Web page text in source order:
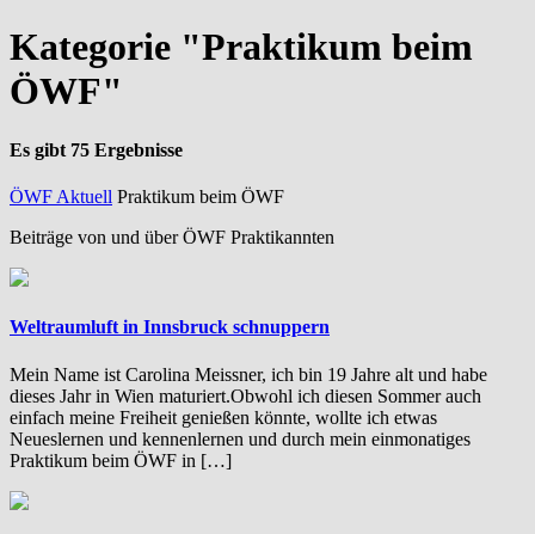
Kategorie "Praktikum beim
ÖWF"
Es gibt 75 Ergebnisse
ÖWF Aktuell Praktikum beim ÖWF
Beiträge von und über ÖWF Praktikannten
Weltraumluft in Innsbruck schnuppern
Mein Name ist Carolina Meissner, ich bin 19 Jahre alt und habe
dieses Jahr in Wien maturiert.Obwohl ich diesen Sommer auch
einfach meine Freiheit genießen könnte, wollte ich etwas
Neueslernen und kennenlernen und durch mein einmonatiges
Praktikum beim ÖWF in […]